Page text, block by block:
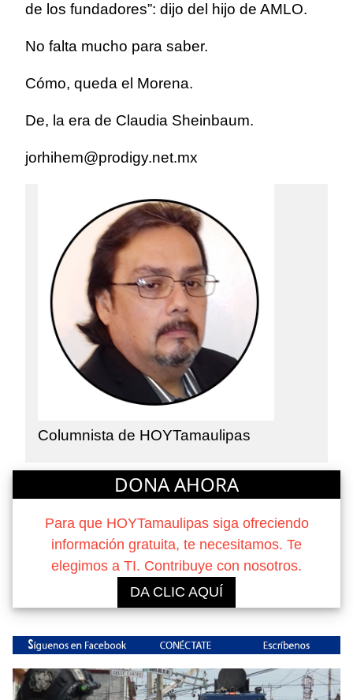
de los fundadores”: dijo del hijo de AMLO.
No falta mucho para saber.
Cómo, queda el Morena.
De, la era de Claudia Sheinbaum.
jorhihem@prodigy.net.mx
Columnista de HOYTamaulipas
DONA AHORA
Para que HOYTamaulipas siga ofreciendo
información gratuita, te necesitamos. Te
elegimos a TI. Contribuye con nosotros.
DA CLIC AQUÍ